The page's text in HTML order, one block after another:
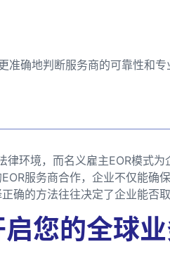
确地判断服务商的可靠性和专
环境，而名义雇主EOR模式为
服务商合作，企业不仅能确
确的方法往往决定了企业能否取
启您的全球